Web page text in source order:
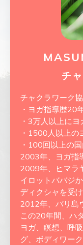
チ
チャクラワーク
・ヨガ指導歴20
・3万人以上に
・1500人以上の
・100回以上の
2003年、ヨガ指
2009年、ヒマラ
イロットババジ
ディクシャを受け
2012年、バリ島
この20年間、ハ
ヨガ、瞑想、呼
グ、ボディワー